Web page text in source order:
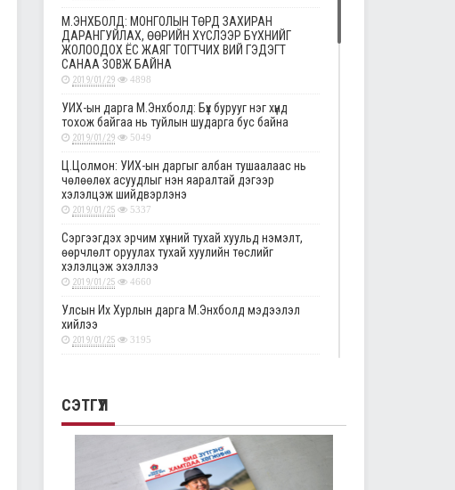
М.ЭНХБОЛД: МОНГОЛЫН ТӨРД ЗАХИРАН
ДАРАНГУЙЛАХ, ӨӨРИЙН ХҮСЛЭЭР БҮХНИЙГ
ЖОЛООДОХ ЁС ЖАЯГ ТОГТЧИХ ВИЙ ГЭДЭГТ
САНАА ЗОВЖ БАЙНА
2019/01/29 4898
УИХ-ын дарга М.Энхболд: Бүх бурууг нэг хүнд
тохож байгаа нь туйлын шударга бус байна
2019/01/29 5049
Ц.Цолмон: УИХ-ын даргыг албан тушаалаас нь
чөлөөлөх асуудлыг нэн яаралтай дэгээр
хэлэлцэж шийдвэрлэнэ
2019/01/25 5337
Сэргээгдэх эрчим хүчний тухай хуульд нэмэлт,
өөрчлөлт оруулах тухай хуулийн төслийг
хэлэлцэж эхэллээ
2019/01/25 4660
Улсын Их Хурлын дарга М.Энхболд мэдээлэл
хийлээ
2019/01/25 3195
хэлэлцүүлгийг дэмжлээ
2019/01/25
Улсын Их Хурлын тогтоолын төслүүдийг эцсийн
хэлэлцүүлэгт шилжүүлэв
2334
СЭТГҮҮЛ